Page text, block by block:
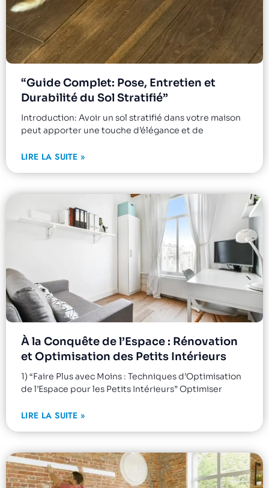
“Guide Complet: Pose, Entretien et
Durabilité du Sol Stratifié”
Introduction: Avoir un sol stratifié dans votre maison
peut apporter une touche d’élégance et de
LIRE LA SUITE »
À la Conquête de l’Espace : Rénovation
et Optimisation des Petits Intérieurs
1) “Faire Plus avec Moins : Techniques d’Optimisation
de l’Espace pour les Petits Intérieurs” Optimiser
LIRE LA SUITE »